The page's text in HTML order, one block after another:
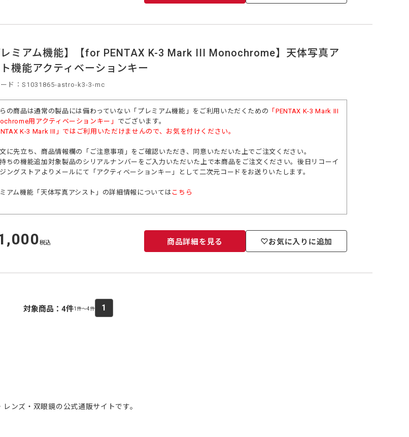
レミアム機能】【for PENTAX K-3 Mark III Monochrome】天体写真ア
機能アクティベーションキー
ード：S1031865-astro-k3-3-mc
の商品は通常の製品には備わっていない「プレミアム機能」をご利用いただくための 「PENTAX K-3 Mark III
用アクティベーションキー」 でございます。
K-3 Mark III 」ではご利用いただけませんので、お気を付けください。
に先立ち、商品情報欄の「ご注意事項」をご確認いただき、同意いただいた上でご注文ください。
ちの機能追加対象製品のシリアルナンバーをご入力いただいた上で本商品をご注文ください。後日リコーイ
ングストアよりメールにて「アクティベーションキー」として二次元コードをお送りいたします。
アム機能「天体写真アシスト」の詳細情報については こちら
税込 商品詳細を見る お気に入りに追加
対象商品： 4件1件～4件 1
ンズ・双眼鏡の公式通販サイトです。